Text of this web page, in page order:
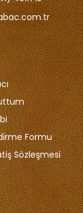
Formu
Sözleşmesi